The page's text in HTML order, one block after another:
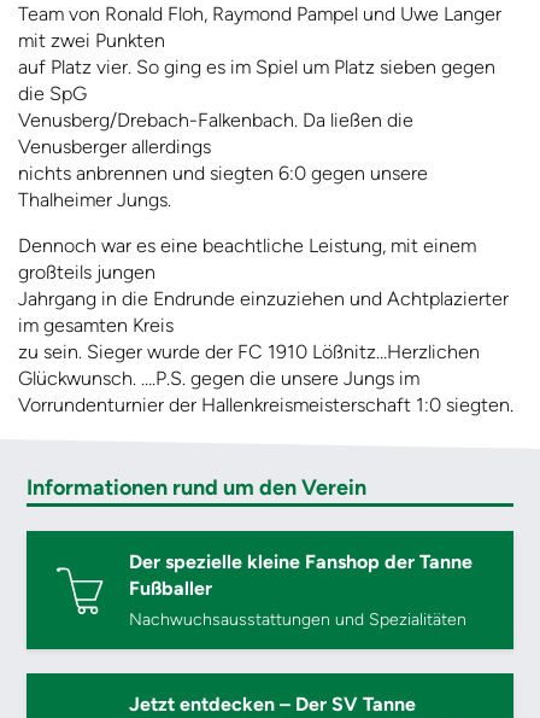
Team von Ronald Floh, Raymond Pampel und Uwe Langer
mit zwei Punkten
auf Platz vier. So ging es im Spiel um Platz sieben gegen
die SpG
Venusberg/Drebach-Falkenbach. Da ließen die
Venusberger allerdings
nichts anbrennen und siegten 6:0 gegen unsere
Thalheimer Jungs.
Dennoch war es eine beachtliche Leistung, mit einem
großteils jungen
Jahrgang in die Endrunde einzuziehen und Achtplazierter
im gesamten Kreis
zu sein. Sieger wurde der FC 1910 Lößnitz…Herzlichen
Glückwunsch. ….P.S. gegen die unsere Jungs im
Vorrundenturnier der Hallenkreismeisterschaft 1:0 siegten.
Informationen rund um den Verein
Der spezielle kleine Fanshop der Tanne
Fußballer
Nachwuchsausstattungen und Spezialitäten
Jetzt entdecken – Der SV Tanne